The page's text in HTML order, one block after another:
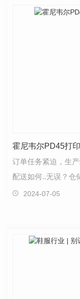
霍尼韦尔PD45打
订单任务紧迫，生
配送如何..无误？仓
售竞争加剧，打印
2024-07-05